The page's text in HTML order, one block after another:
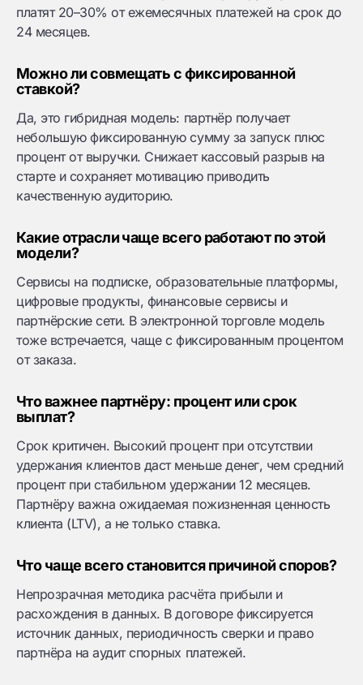
платят 20–30% от ежемесячных платежей на срок до
24 месяцев.
Можно ли совмещать с фиксированной
ставкой?
Да, это гибридная модель: партнёр получает
небольшую фиксированную сумму за запуск плюс
процент от выручки. Снижает кассовый разрыв на
старте и сохраняет мотивацию приводить
качественную аудиторию.
Какие отрасли чаще всего работают по этой
модели?
Сервисы на подписке, образовательные платформы,
цифровые продукты, финансовые сервисы и
партнёрские сети. В электронной торговле модель
тоже встречается, чаще с фиксированным процентом
от заказа.
Что важнее партнёру: процент или срок
выплат?
Срок критичен. Высокий процент при отсутствии
удержания клиентов даст меньше денег, чем средний
процент при стабильном удержании 12 месяцев.
Партнёру важна ожидаемая пожизненная ценность
клиента (LTV), а не только ставка.
Что чаще всего становится причиной споров?
Непрозрачная методика расчёта прибыли и
расхождения в данных. В договоре фиксируется
источник данных, периодичность сверки и право
партнёра на аудит спорных платежей.